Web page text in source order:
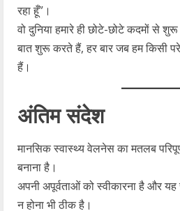
रहा हूँ”।
वो दुनिया हमारे ही छोटे-छोटे कदमों से
बात शुरू करते हैं, हर बार जब हम किसी
हैं।
अंतिम संदेश
मानसिक स्वास्थ्य वेलनेस का मतलब
बनाना है।
अपनी अपूर्वताओं को स्वीकारना है और
न होना भी ठीक है।